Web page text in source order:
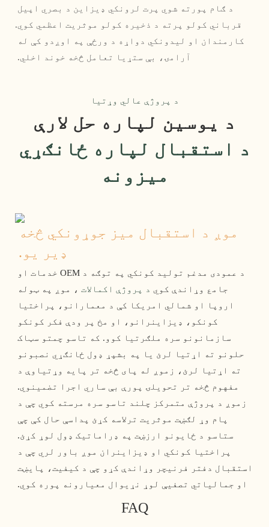
قرباني کولو پرته د ذخیره کولو موثریت اعظمي کوي.
آرامۍ، بې ستړیا تعامل څخه خوند اخلي.
د پروژې عالي وړتیا
د یوسین لپاره حل لارې
د استقبال لپاره ځانګړي
میزونه
ډیر یو.
جامع وړاندې کوي د پروژې اکمالات
مفهوم څخه تر تحویلۍ پورې بې ساري اجرا تضمینوي.
او جمالیاتي تصفیې لوړ نړیوال معیارونه پوره کوي.
FAQ